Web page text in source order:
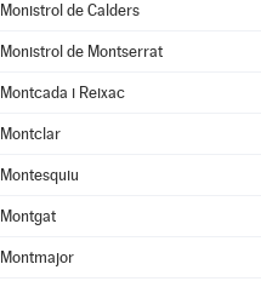
Monistrol de Calders
Monistrol de Montserrat
Montcada i Reixac
Montclar
Montesquiu
Montgat
Montmajor